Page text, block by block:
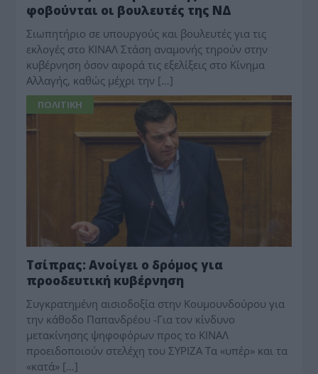
φοβούνται οι βουλευτές της ΝΔ
Σιωπητήριο σε υπουργούς και βουλευτές για τις
εκλογές στο ΚΙΝΑΛ Στάση αναμονής τηρούν στην
κυβέρνηση όσον αφορά τις εξελίξεις στο Κίνημα
Αλλαγής, καθώς μέχρι την […]
ΠΟΛΙΤΙΚΗ
Τσίπρας: Ανοίγει ο δρόμος για
προοδευτική κυβέρνηση
Συγκρατημένη αισιοδοξία στην Κουμουνδούρου για
την κάθοδο Παπανδρέου -Για τον κίνδυνο
μετακίνησης ψηφοφόρων προς το ΚΙΝΑΛ
προειδοποιούν στελέχη του ΣΥΡΙΖΑ Τα «υπέρ» και τα
«κατά» […]